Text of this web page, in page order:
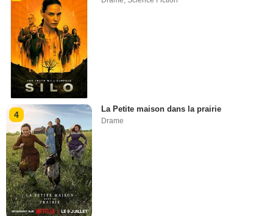
4
La Petite maison dans la prairie
Drame